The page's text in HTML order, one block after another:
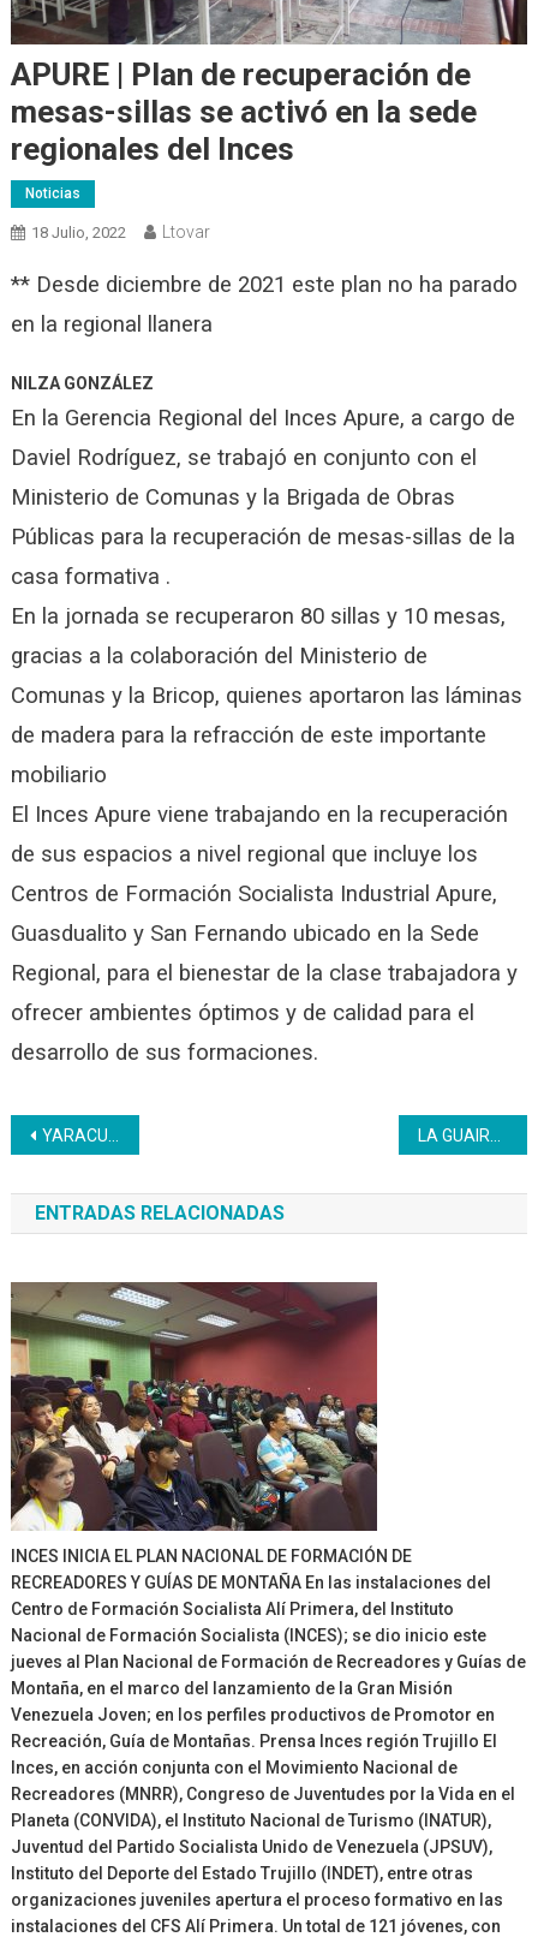
APURE | Plan de recuperación de
mesas-sillas se activó en la sede
regionales del Inces
Noticias
18 Julio, 2022 Ltovar
** Desde diciembre de 2021 este plan no ha parado
en la regional llanera
NILZA GONZÁLEZ
En la Gerencia Regional del Inces Apure, a cargo de
Daviel Rodríguez, se trabajó en conjunto con el
Ministerio de Comunas y la Brigada de Obras
Públicas para la recuperación de mesas-sillas de la
casa formativa .
En la jornada se recuperaron 80 sillas y 10 mesas,
gracias a la colaboración del Ministerio de
Comunas y la Bricop, quienes aportaron las láminas
de madera para la refracción de este importante
mobiliario
El Inces Apure viene trabajando en la recuperación
de sus espacios a nivel regional que incluye los
Centros de Formación Socialista Industrial Apure,
Guasdualito y San Fernando ubicado en la Sede
Regional, para el bienestar de la clase trabajadora y
ofrecer ambientes óptimos y de calidad para el
desarrollo de sus formaciones.
Navegación
de
entradas
YARACUY | Personal Inces hace acompañamiento a estudiantes en cierres de proyectos de CRP
ENTRADAS RELACIONADAS
INCES INICIA EL PLAN NACIONAL DE FORMACIÓN DE
RECREADORES Y GUÍAS DE MONTAÑA En las instalaciones del
Centro de Formación Socialista Alí Primera, del Instituto
Nacional de Formación Socialista (INCES); se dio inicio este
jueves al Plan Nacional de Formación de Recreadores y Guías de
Montaña, en el marco del lanzamiento de la Gran Misión
Venezuela Joven; en los perfiles productivos de Promotor en
Recreación, Guía de Montañas. Prensa Inces región Trujillo El
Inces, en acción conjunta con el Movimiento Nacional de
Recreadores (MNRR), Congreso de Juventudes por la Vida en el
Planeta (CONVIDA), el Instituto Nacional de Turismo (INATUR),
Juventud del Partido Socialista Unido de Venezuela (JPSUV),
Instituto del Deporte del Estado Trujillo (INDET), entre otras
organizaciones juveniles apertura el proceso formativo en las
instalaciones del CFS Alí Primera. Un total de 121 jóvenes, con